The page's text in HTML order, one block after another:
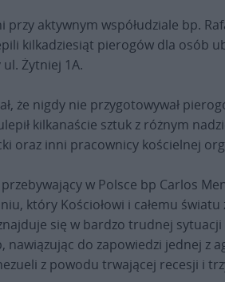
przy aktywnym współudziale bp.
kilkadziesiąt pierogów dla osób
ul. Żytniej 1A.
że nigdy nie przygotowywał
kilkanaście sztuk z różnym
oraz inni pracownicy kościelnej
przebywający w Polsce bp Carlos
który Kościołowi i całemu
się w bardzo trudnej sytuacji
nawiązując do zapowiedzi jednej z
z powodu trwającej recesji i